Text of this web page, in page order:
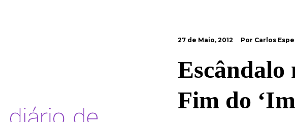
27 de Maio, 2012 Por Carlos
Escândalo
Fim do